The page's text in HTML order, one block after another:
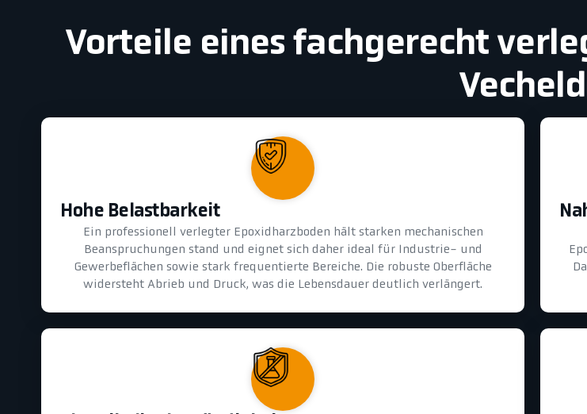
Vorteile eines fachgerecht
Hohe Belastbarkeit
Ein professionell verlegter Epoxidharzboden hält starken mechanischen
Beanspruchungen stand und eignet sich daher ideal für Industrie- und
Gewerbeflächen sowie stark frequentierte Bereiche. Die robuste Oberfläche
widersteht Abrieb und Druck, was die Lebensdauer deutlich verlängert.